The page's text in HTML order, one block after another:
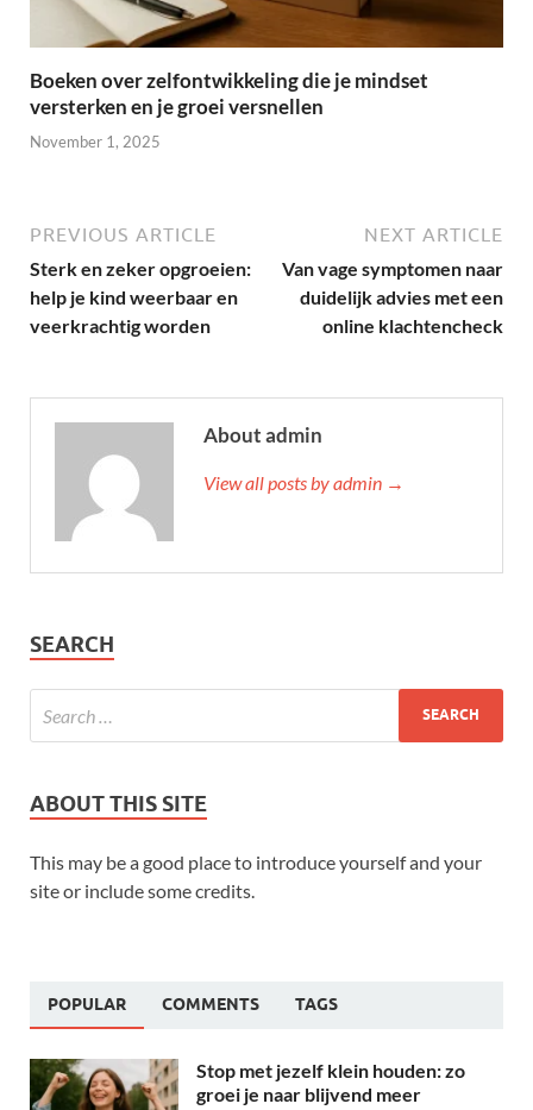
Boeken over zelfontwikkeling die je mindset
versterken en je groei versnellen
November 1, 2025
PREVIOUS ARTICLE
Sterk en zeker opgroeien:
help je kind weerbaar en
veerkrachtig worden
NEXT ARTICLE
Van vage symptomen naar
duidelijk advies met een
online klachtencheck
About admin
View all posts by admin →
SEARCH
ABOUT THIS SITE
This may be a good place to introduce yourself and your
site or include some credits.
POPULAR COMMENTS TAGS
Stop met jezelf klein houden: zo
groei je naar blijvend meer